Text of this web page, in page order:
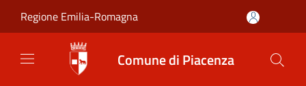
Regione Emilia-Romagna
Comune di Piacenza